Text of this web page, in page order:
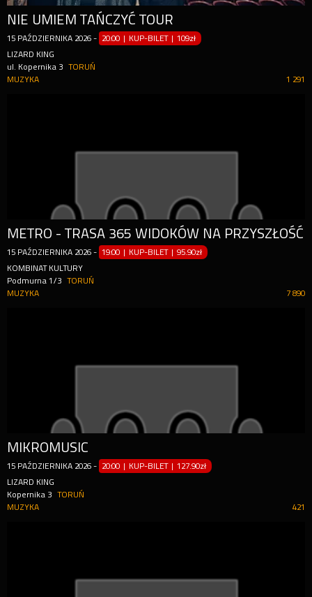
NIE UMIEM TAŃCZYĆ TOUR
15 PAŹDZIERNIKA 2026 - 20:00 | KUP-BILET |109zł
LIZARD KING
ul. Kopernika 3
TORUŃ
1 291
MUZYKA
METRO - TRASA 365 WIDOKÓW NA PRZYSZŁOŚĆ
15 PAŹDZIERNIKA 2026 - 19:00 | KUP-BILET |95.90zł
KOMBINAT KULTURY
Podmurna 1/3
TORUŃ
7 890
MUZYKA
MIKROMUSIC
15 PAŹDZIERNIKA 2026 - 20:00 | KUP-BILET |127.90zł
LIZARD KING
Kopernika 3
TORUŃ
421
MUZYKA